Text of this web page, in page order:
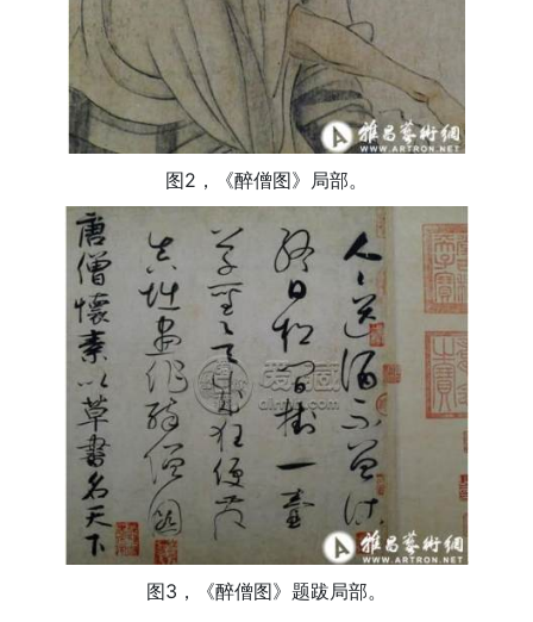
图2，《醉僧图》局部。
图3，《醉僧图》题跋局部。